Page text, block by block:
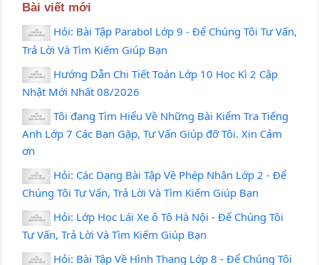
Bài viết mới
Hỏi: Bài Tập Parabol Lớp 9 - Để Chúng Tôi Tư Vấn,
Trả Lời Và Tìm Kiếm Giúp Bạn
Hướng Dẫn Chi Tiết Toán Lớp 10 Học Kì 2 Cập
Nhật Mới Nhất 08/2026
Tôi đang Tìm Hiểu Về Những Bài Kiểm Tra Tiếng
Anh Lớp 7 Các Bạn Gặp, Tư Vấn Giúp đỡ Tôi. Xin Cảm
ơn
Hỏi: Các Dạng Bài Tập Về Phép Nhân Lớp 2 - Để
Chúng Tôi Tư Vấn, Trả Lời Và Tìm Kiếm Giúp Bạn
Hỏi: Lớp Học Lái Xe ô Tô Hà Nội - Để Chúng Tôi
Tư Vấn, Trả Lời Và Tìm Kiếm Giúp Bạn
Hỏi: Bài Tập Về Hình Thang Lớp 8 - Để Chúng Tôi